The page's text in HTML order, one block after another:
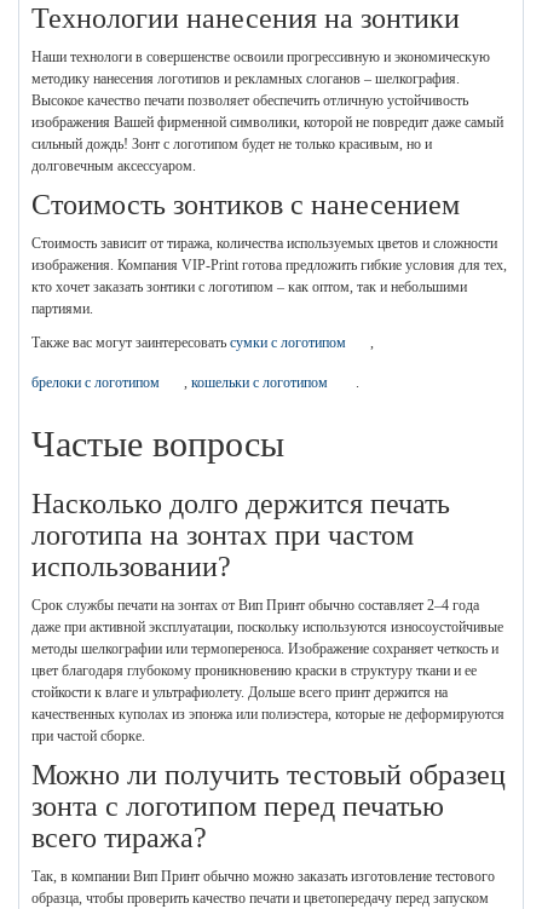
Технологии нанесения на зонтики
Наши технологи в совершенстве освоили прогрессивную и экономическую
методику нанесения логотипов и рекламных слоганов – шелкография.
Высокое качество печати позволяет обеспечить отличную устойчивость
изображения Вашей фирменной символики, которой не повредит даже самый
сильный дождь! Зонт с логотипом будет не только красивым, но и
долговечным аксессуаром.
Стоимость зонтиков с нанесением
Стоимость зависит от тиража, количества используемых цветов и сложности
изображения. Компания VIP-Print готова предложить гибкие условия для тех,
кто хочет заказать зонтики с логотипом – как оптом, так и небольшими
партиями.
Также вас могут заинтересовать сумки с логотипом
брелоки с логотипом кошельки с логотипом
Частые вопросы
Насколько долго держится печать
логотипа на зонтах при частом
использовании?
Срок службы печати на зонтах от Вип Принт обычно составляет 2–4 года
даже при активной эксплуатации, поскольку используются износоустойчивые
методы шелкографии или термопереноса. Изображение сохраняет четкость и
цвет благодаря глубокому проникновению краски в структуру ткани и ее
стойкости к влаге и ультрафиолету. Дольше всего принт держится на
качественных куполах из эпонжа или полиэстера, которые не деформируются
при частой сборке.
Можно ли получить тестовый образец
зонта с логотипом перед печатью
всего тиража?
Так, в компании Вип Принт обычно можно заказать изготовление тестового
образца, чтобы проверить качество печати и цветопередачу перед запуском